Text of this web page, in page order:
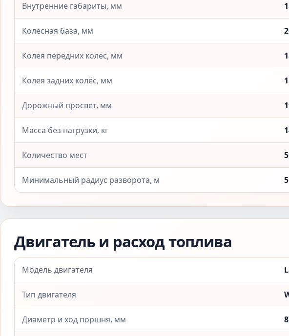
Внутренние габариты, мм
Колёсная база, мм
Колея передних колёс, мм
Колея задних колёс, мм
Дорожный просвет, мм
Масса без нагрузки, кг
Количество мест 5
Минимальный радиус разворота, м
Двигатель и расход топлива
Модель двигателя
Тип двигателя
Диаметр и ход поршня, мм